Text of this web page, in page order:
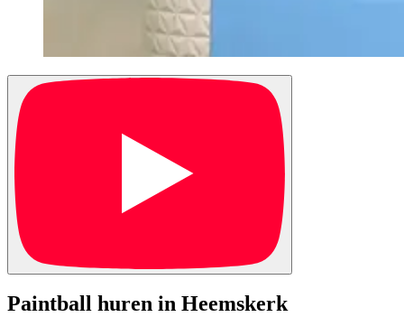
Paintball huren in Heemskerk